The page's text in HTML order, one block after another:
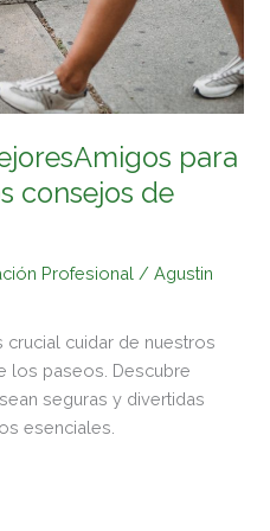
para
consejos de
Profesional /Agustin
cuidar de nuestros
los paseos. Descubre
seguras y divertidas
esenciales.